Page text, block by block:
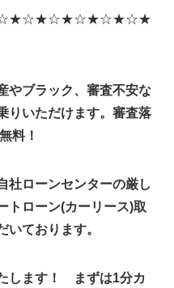
やブラック、審査不安な
りいただけます。 審査落
料！
社ローンセンターの厳し
トローン(カーリース)取
いております。
します！ まずは1分カ